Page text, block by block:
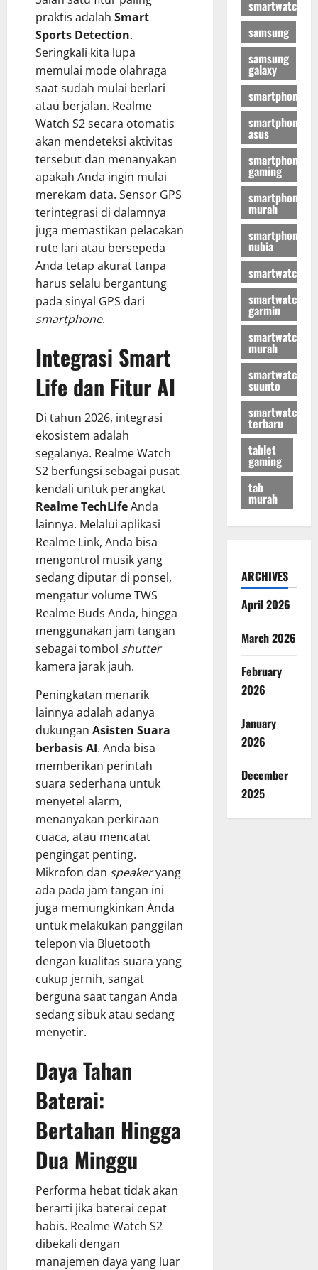
praktis adalah Smart
Sports Detection.
Seringkali kita lupa
memulai mode olahraga
saat sudah mulai berlari
atau berjalan. Realme
Watch S2 secara otomatis
akan mendeteksi aktivitas
tersebut dan menanyakan
apakah Anda ingin mulai
merekam data. Sensor GPS
terintegrasi di dalamnya
juga memastikan pelacakan
rute lari atau bersepeda
Anda tetap akurat tanpa
harus selalu bergantung
pada sinyal GPS dari
smartphone.
Integrasi Smart
Life dan Fitur AI
Di tahun 2026, integrasi
ekosistem adalah
segalanya. Realme Watch
S2 berfungsi sebagai pusat
kendali untuk perangkat
Realme TechLifeAnda
lainnya. Melalui aplikasi
Realme Link, Anda bisa
mengontrol musik yang
sedang diputar di ponsel,
mengatur volume TWS
Realme Buds Anda, hingga
menggunakan jam tangan
sebagai tombol shutter
kamera jarak jauh.
Peningkatan menarik
lainnya adalah adanya
dukungan Asisten Suara
berbasis AI. Anda bisa
memberikan perintah
suara sederhana untuk
menyetel alarm,
menanyakan perkiraan
cuaca, atau mencatat
pengingat penting.
Mikrofon dan speakeryang
ada pada jam tangan ini
juga memungkinkan Anda
untuk melakukan panggilan
telepon via Bluetooth
dengan kualitas suara yang
cukup jernih, sangat
berguna saat tangan Anda
sedang sibuk atau sedang
menyetir.
Daya Tahan
Baterai:
Bertahan Hingga
Dua Minggu
Performa hebat tidak akan
berarti jika baterai cepat
habis. Realme Watch S2
dibekali dengan
manajemen daya yang luar
smartwatch
samsung
samsung
galaxy
smartphone
smartphone
asus
smartphone
gaming
smartphone
murah
smartphone
nubia
smartwatch
smartwatch
garmin
smartwatch
murah
smartwatch
suunto
smartwatch
terbaru
tablet
gaming
tab
murah
ARCHIVES
April 2026
March 2026
February
2026
January
2026
December
2025